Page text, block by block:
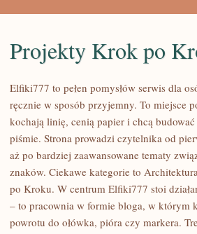
PROJEKTY
KROK
KROKU
Projekty Krok po
Elfiki777 to pełen pomysłów serwis dla
ręcznie w sposób przyjemny. To miejsce
kochają linię, cenią papier i chcą
piśmie. Strona prowadzi czytelnika od
aż po bardziej zaawansowane tematy
znaków. Ciekawe kategorie to
po Kroku. W centrum Elfiki777 stoi
– to pracownia w formie bloga, w którym
powrotu do ołówka, pióra czy markera.